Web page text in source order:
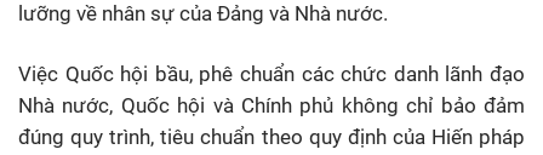
lưỡng về nhân sự của Đảng và Nhà nước.
Việc Quốc hội bầu, phê chuẩn các chức danh lãnh đạo
Nhà nước, Quốc hội và Chính phủ không chỉ bảo đảm
đúng quy trình, tiêu chuẩn theo quy định của Hiến pháp